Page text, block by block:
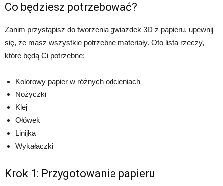
Co będziesz potrzebować?
Zanim przystąpisz do tworzenia gwiazdek 3D z papieru, upewnij
się, że masz wszystkie potrzebne materiały. Oto lista rzeczy,
które będą Ci potrzebne:
Kolorowy papier w różnych odcieniach
Nożyczki
Klej
Ołówek
Linijka
Wykałaczki
Krok 1: Przygotowanie papieru